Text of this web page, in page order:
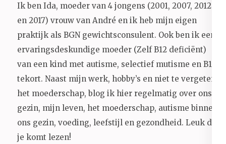
Ik ben Ida, moeder van 4 jongens (2001, 2007, 2012
en 2017) vrouw van André en ik heb mijn eigen
praktijk als BGN gewichtsconsulent. Ook ben ik een
ervaringsdeskundige moeder (Zelf B12 deficiënt)
van een kind met autisme, selectief mutisme en B12
tekort. Naast mijn werk, hobby’s en niet te vergeten
het moederschap, blog ik hier regelmatig over ons
gezin, mijn leven, het moederschap, autisme binnen
ons gezin, voeding, leefstijl en gezondheid. Leuk dat
je komt lezen!